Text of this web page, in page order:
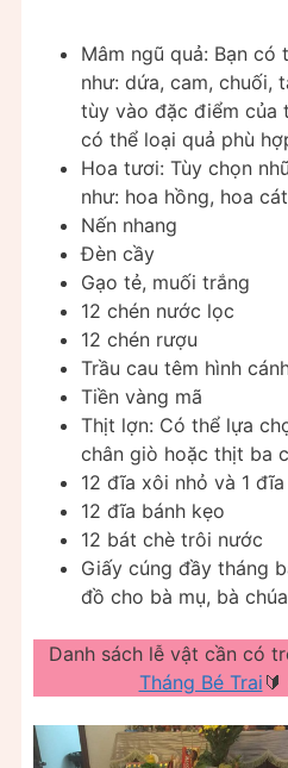
Mâm ngũ quả: Bạn có
như: dứa, cam, chuối,
tùy vào đặc điểm của
có thể loại quả phù
Hoa tươi: Tùy chọn
như: hoa hồng, hoa
Nến nhang
Đèn cầy
Gạo tẻ, muối trắng
12 chén nước lọc
12 chén rượu
Trầu cau têm hình
Tiền vàng mã
Thịt lợn: Có thể lựa
chân giò hoặc thịt ba
12 đĩa xôi nhỏ và 1
12 đĩa bánh kẹo
12 bát chè trôi nước
Giấy cúng đầy tháng
đồ cho bà mụ, bà
Danh sách lễ vật cần có
Tháng Bé Trai